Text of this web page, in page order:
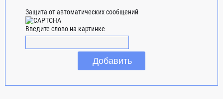
Защита от автоматических сообщений
Введите слово на картинке